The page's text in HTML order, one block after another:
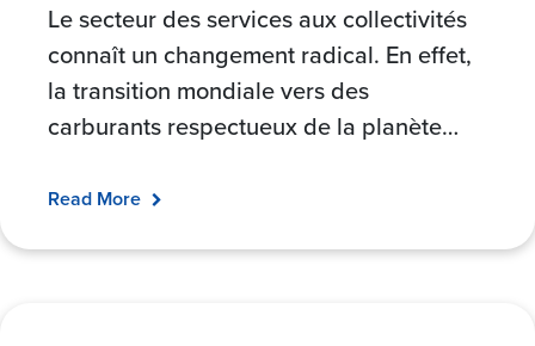
Le secteur des services aux collectivités
connaît un changement radical. En effet,
la transition mondiale vers des
carburants respectueux de la planète…
Read More